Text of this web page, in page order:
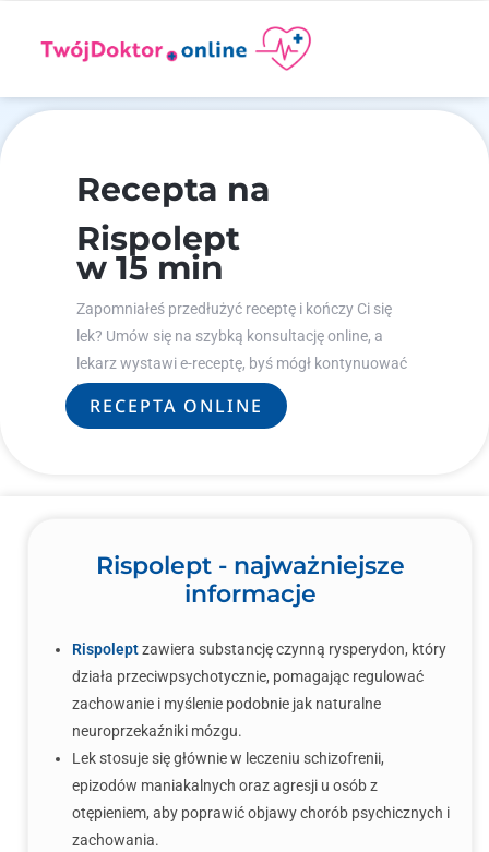
Recepta na
Rispolept
w 15 min
Zapomniałeś przedłużyć receptę i kończy Ci się
lek? Umów się na szybką konsultację online, a
lekarz wystawi e-receptę, byś mógł kontynuować
leczenie.
RECEPTA ONLINE
Rispolept - najważniejsze
informacje
Rispoleptzawiera substancję czynną rysperydon, który
działa przeciwpsychotycznie, pomagając regulować
zachowanie i myślenie podobnie jak naturalne
neuroprzekaźniki mózgu.
Lek stosuje się głównie w leczeniu schizofrenii,
epizodów maniakalnych oraz agresji u osób z
otępieniem, aby poprawić objawy chorób psychicznych i
zachowania.